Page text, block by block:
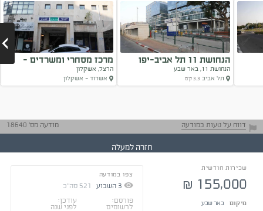
שכירות חודשית
155,000
₪
מיקום באר שבע
צפו במודעה
3השבוע 521 סה"כ
פורסם:
לרשומים
עודכן:
לפני שנה
הנחושת 11 תל אביב-יפו
הנחושת 11, באר שבע
תל אביב 3.3 ק"מ
מרכז מסחרי ומשרדים -
בית...
הרצל, אשקלון
אשדוד - אשקלון
דווח על טעות במודעה מודעה מס' 18640
חזרה למעלה
טיפים ליזמים
התייעצו עם בעלי
נסיון
התקשרו בצורה
מכובדת